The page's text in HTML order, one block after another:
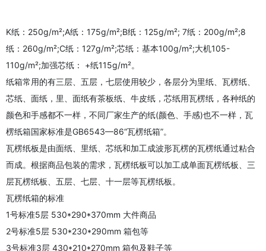
K纸：250g/m²;A纸：175g/m²;B纸：125g/m²; 7纸：200g/m²;8
纸：260g/m²;C纸：127g/m²;芯纸：基本100g/m²;大机105-
110g/m²;加强芯纸： +纸115g/m²。
纸箱常用的有三层、五层，七层使用较少，各层分为里纸、瓦楞纸、
芯纸、面纸，里、面纸有茶板纸、牛皮纸，芯纸用瓦楞纸，各种纸的
颜色和手感都不一样，不同厂家生产的纸(颜色、手感)也不一样，瓦
楞纸箱国家标准是GB6543—86“瓦楞纸箱”。
瓦楞纸板是由面纸、里纸、芯纸和加工成波形瓦楞的瓦楞纸通过粘合
而成。根据商品包装的需求，瓦楞纸板可以加工成单面瓦楞纸板、三
层瓦楞纸板、五层、七层、十一层等瓦楞纸板。
瓦楞纸箱的标准
1号标准5层 530*290*370mm 大件商品
2号标准5层 530*230*290mm 箱包等
3号标准3层 430*210*270mm 箱包及鞋子等